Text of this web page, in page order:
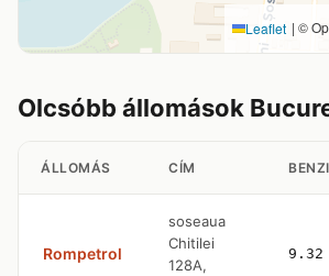
Leaflet | ©
Olcsóbb állomások
ÁLLOMÁS CÍM
Rompetrol
soseaua
Chitilei
128A,
9.32